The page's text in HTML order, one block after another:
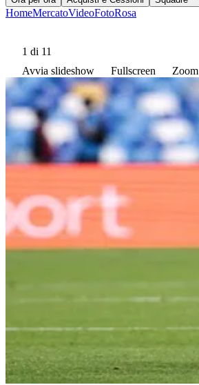
HomeMercatoVideoFotoRosa
1 di 11
Avvia slideshow
Fullscreen Zoom